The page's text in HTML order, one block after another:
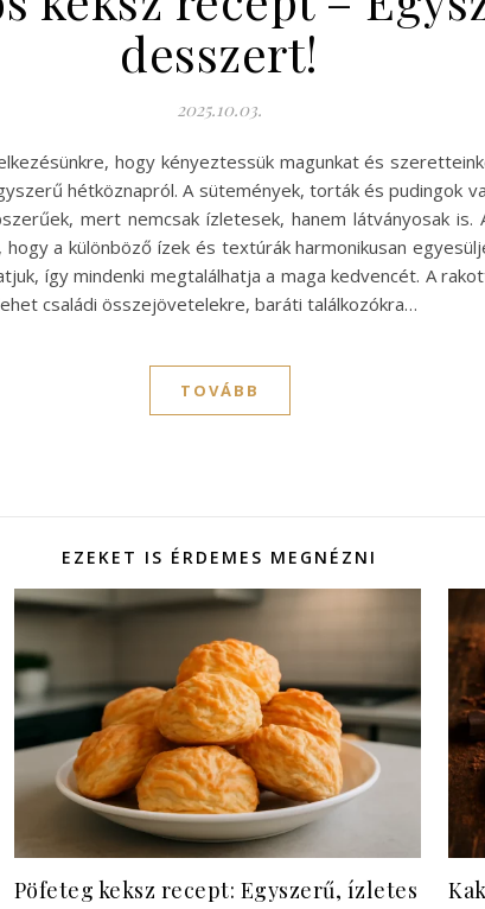
desszert!
2025.10.03.
hogy kényeztessük magunkat és
hétköznapról. A sütemények, torták és pudingok
mert nemcsak ízletesek, hanem látványosak is.
a különböző ízek és textúrák harmonikusan
így mindenki megtalálhatja a maga kedvencét. A
családi összejövetelekre, baráti találkozókra…
TOVÁBB
EZEKET IS ÉRDEMES MEGNÉZNI
Pöfeteg keksz recept: Egyszerű, ízletes